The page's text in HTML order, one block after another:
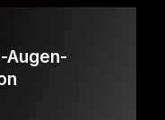
Augen-